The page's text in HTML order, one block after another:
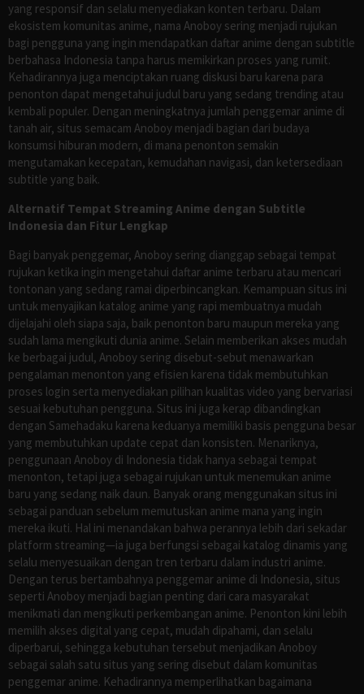
yang responsif dan selalu menyediakan konten terbaru. Dalam
ekosistem komunitas anime, nama Anoboy sering menjadi rujukan
bagi pengguna yang ingin mendapatkan daftar anime dengan subtitle
berbahasa Indonesia tanpa harus memikirkan proses yang rumit.
Kehadirannya juga menciptakan ruang diskusi baru karena para
penonton dapat mengetahui judul baru yang sedang trending atau
kembali populer. Dengan meningkatnya jumlah penggemar anime di
tanah air, situs semacam Anoboy menjadi bagian dari budaya
konsumsi hiburan modern, di mana penonton semakin
mengutamakan kecepatan, kemudahan navigasi, dan ketersediaan
subtitle yang baik.
Alternatif Tempat Streaming Anime dengan Subtitle
Indonesia dan Fitur Lengkap
Bagi banyak penggemar, Anoboy sering dianggap sebagai tempat
rujukan ketika ingin mengetahui daftar anime terbaru atau mencari
tontonan yang sedang ramai diperbincangkan. Kemampuan situs ini
untuk menyajikan katalog anime yang rapi membuatnya mudah
dijelajahi oleh siapa saja, baik penonton baru maupun mereka yang
sudah lama mengikuti dunia anime. Selain memberikan akses mudah
ke berbagai judul, Anoboy sering disebut-sebut menawarkan
pengalaman menonton yang efisien karena tidak membutuhkan
proses login serta menyediakan pilihan kualitas video yang bervariasi
sesuai kebutuhan pengguna. Situs ini juga kerap dibandingkan
dengan Samehadaku karena keduanya memiliki basis pengguna besar
yang membutuhkan update cepat dan konsisten. Menariknya,
penggunaan Anoboy di Indonesia tidak hanya sebagai tempat
menonton, tetapi juga sebagai rujukan untuk menemukan anime
baru yang sedang naik daun. Banyak orang menggunakan situs ini
sebagai panduan sebelum memutuskan anime mana yang ingin
mereka ikuti. Hal ini menandakan bahwa perannya lebih dari sekadar
platform streaming—ia juga berfungsi sebagai katalog dinamis yang
selalu menyesuaikan dengan tren terbaru dalam industri anime.
Dengan terus bertambahnya penggemar anime di Indonesia, situs
seperti Anoboy menjadi bagian penting dari cara masyarakat
menikmati dan mengikuti perkembangan anime. Penonton kini lebih
memilih akses digital yang cepat, mudah dipahami, dan selalu
diperbarui, sehingga kebutuhan tersebut menjadikan Anoboy
sebagai salah satu situs yang sering disebut dalam komunitas
penggemar anime. Kehadirannya memperlihatkan bagaimana